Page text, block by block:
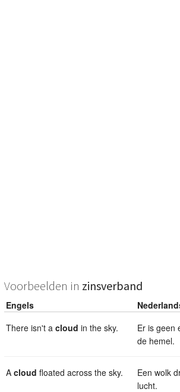
Voorbeelden in zinsverband
Engels
There isn't a cloud in the sky.
Er is geen
de hemel.
A cloud floated across the sky.
Een wolk
lucht.